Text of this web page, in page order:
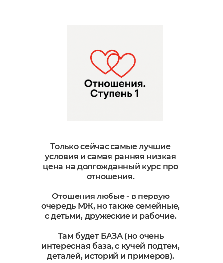
Только сейчас самые лучшие
условия и самая ранняя низкая
цена на долгожданный курс про
отношения.
Отошения любые - в первую
очередь МЖ, но также семейные,
с детьми, дружеские и рабочие.
Там будет БАЗА (но очень
интересная база, с кучей подтем,
деталей, историй и примеров).